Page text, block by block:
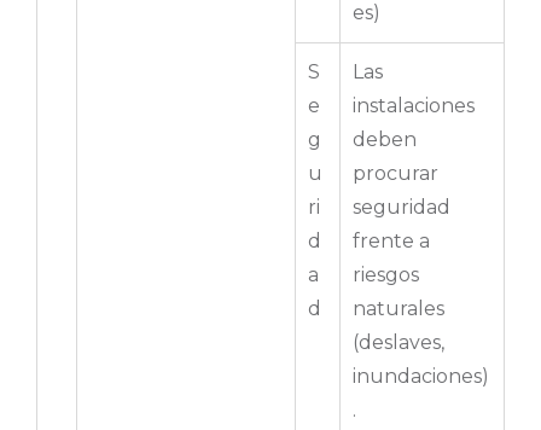
es)
S
e
g
u
ri
d
a
d
Las
instalaciones
deben
procurar
seguridad
frente a
riesgos
naturales
(deslaves,
inundaciones)
.